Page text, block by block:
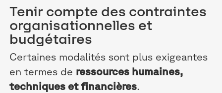
Tenir compte des contraintes
organisationnelles et
budgétaires
Certaines modalités sont plus exigeantes
en termes de ressources humaines,
techniques et financières.